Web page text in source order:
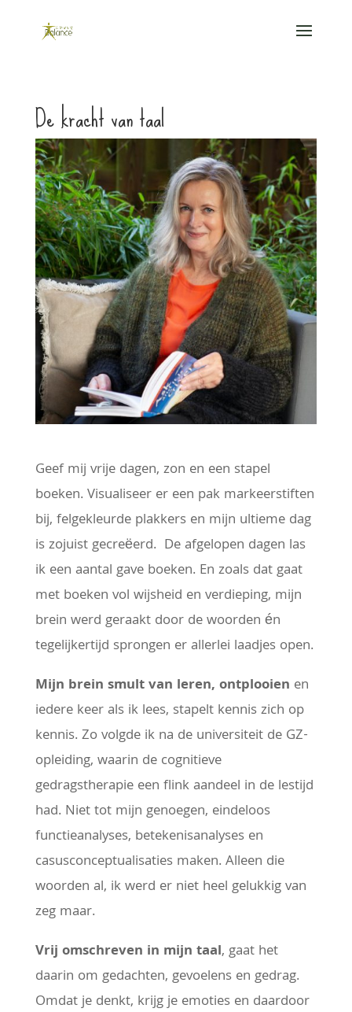
De kracht van taal
Geef mij vrije dagen, zon en een stapel
boeken. Visualiseer er een pak markeerstiften
bij, felgekleurde plakkers en mijn ultieme dag
is zojuist gecreëerd. De afgelopen dagen las
ik een aantal gave boeken. En zoals dat gaat
met boeken vol wijsheid en verdieping, mijn
brein werd geraakt door de woorden én
tegelijkertijd sprongen er allerlei laadjes open.
Mijn brein smult van leren, ontplooien en
iedere keer als ik lees, stapelt kennis zich op
kennis. Zo volgde ik na de universiteit de GZ-
opleiding, waarin de cognitieve
gedragstherapie een flink aandeel in de lestijd
had. Niet tot mijn genoegen, eindeloos
functieanalyses, betekenisanalyses en
casusconceptualisaties maken. Alleen die
woorden al, ik werd er niet heel gelukkig van
zeg maar.
Vrij omschreven in mijn taal, gaat het
daarin om gedachten, gevoelens en gedrag.
Omdat je denkt, krijg je emoties en daardoor